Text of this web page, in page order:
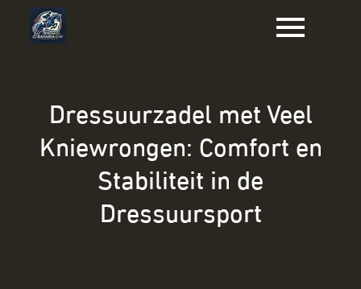
Dressuurzadel met Veel
Kniewrongen: Comfort en
Stabiliteit in de
Dressuursport